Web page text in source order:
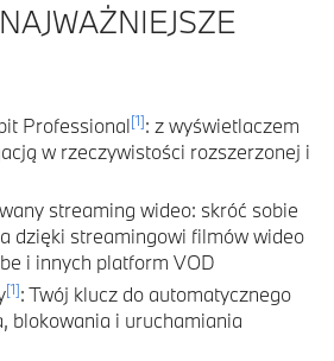
Professional[1]: z wyświetlaczem
w rzeczywistości rozszerzonej i
streaming wideo: skróć sobie
dzięki streamingowi filmów wideo
i innych platform VOD
[1]: Twój klucz do automatycznego
blokowania i uruchamiania